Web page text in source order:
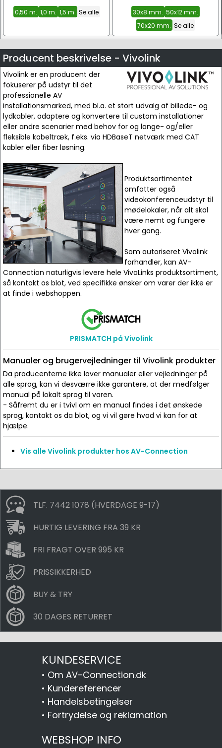
0,50 m. 1,0 m. 1,5 m. Se alle 30x8 mm. 50x12 mm.
70x20 mm. Se alle
Producent beskrivelse - Vivolink
Vivolink er en producent der
fokuserer på udstyr til det
professionelle AV
installationsmarked, med bl.a. et stort udvalg af billede- og
lydkabler, adaptere og konvertere til custom installationer
eller andre scenarier med behov for og lange- og/eller
fleksible kabeltræk, f.eks. via HDBaseT netværk med CAT
kabler eller fiber løsning.
Produktsortimentet
omfatter også
videokonferenceudstyr til
mødelokaler, når alt skal
være nemt og fungere
hver gang.
Som autoriseret Vivolink
forhandler, kan AV-
Connection naturligvis levere hele VivoLinks produktsortiment,
så kontakt os blot, ved specifikke ønsker om varer der ikke er
at finde i webshoppen.
PRISMATCH på Vivolink
Manualer og brugervejledninger til Vivolink produkter
Da producenterne ikke laver manualer eller vejledninger på
alle sprog, kan vi desværre ikke garantere, at der medfølger
manual på lokalt sprog til varen.
- Såfremt du er i tvivl om en manual findes i det ønskede
sprog, kontakt os da blot, og vi vil gøre hvad vi kan for at
hjælpe.
Vis alle Vivolink produkter hos AV-Connection
TLF. 7442 1078 (HVERDAGE 9-17)
HURTIG LEVERING FRA 39 KR
FRI FRAGT OVER 995 KR
PRISSIKKERHED
BUY & TRY
30 DAGES RETURRET
KUNDESERVICE
• Om AV-Connection.dk
• Kundereferencer
• Handelsbetingelser
• Fortrydelse og reklamation
WEBSHOP INFO